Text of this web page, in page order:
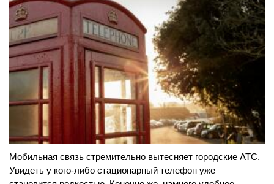
Мобильная связь стремительно вытесняет городские АТС.
Увидеть у кого-либо стационарный телефон уже